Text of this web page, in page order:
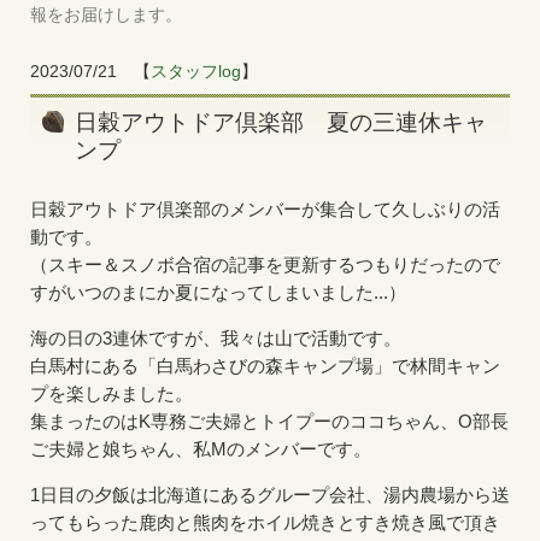
報をお届けします。
2023/07/21 【 スタッフlog】
日穀アウトドア倶楽部 夏の三連休キャ
ンプ
日穀アウトドア倶楽部のメンバーが集合して久しぶりの活
動です。
（スキー＆スノボ合宿の記事を更新するつもりだったので
すがいつのまにか夏になってしまいました...）
海の日の3連休ですが、我々は山で活動です。
白馬村にある「白馬わさびの森キャンプ場」で林間キャン
プを楽しみました。
集まったのはK専務ご夫婦とトイプーのココちゃん、O部長
ご夫婦と娘ちゃん、私Mのメンバーです。
1日目の夕飯は北海道にあるグループ会社、湯内農場から送
ってもらった鹿肉と熊肉をホイル焼きとすき焼き風で頂き